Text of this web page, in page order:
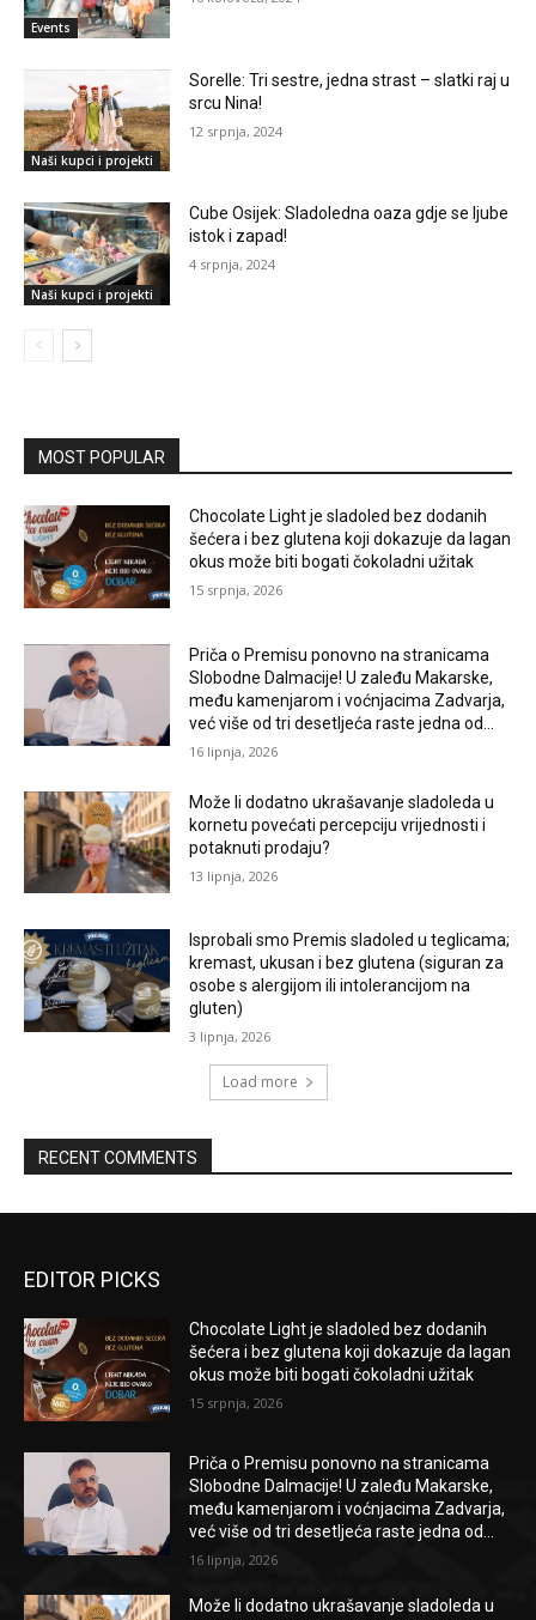
Events
Naši kupci i projekti
Sorelle: Tri sestre, jedna strast – slatki raj u
srcu Nina!
12 srpnja, 2024
Naši kupci i projekti
Cube Osijek: Sladoledna oaza gdje se ljube
istok i zapad!
4 srpnja, 2024
MOST POPULAR
Chocolate Light je sladoled bez dodanih
šećera i bez glutena koji dokazuje da lagan
okus može biti bogati čokoladni užitak
15 srpnja, 2026
Priča o Premisu ponovno na stranicama
Slobodne Dalmacije! U zaleđu Makarske,
među kamenjarom i voćnjacima Zadvarja,
već više od tri desetljeća raste jedna od...
16 lipnja, 2026
Može li dodatno ukrašavanje sladoleda u
kornetu povećati percepciju vrijednosti i
potaknuti prodaju?
13 lipnja, 2026
Isprobali smo Premis sladoled u teglicama;
kremast, ukusan i bez glutena (siguran za
osobe s alergijom ili intolerancijom na
gluten)
3 lipnja, 2026
Load more
RECENT COMMENTS
EDITOR PICKS
Chocolate Light je sladoled bez dodanih
šećera i bez glutena koji dokazuje da lagan
okus može biti bogati čokoladni užitak
15 srpnja, 2026
Priča o Premisu ponovno na stranicama
Slobodne Dalmacije! U zaleđu Makarske,
među kamenjarom i voćnjacima Zadvarja,
već više od tri desetljeća raste jedna od...
16 lipnja, 2026
Može li dodatno ukrašavanje sladoleda u